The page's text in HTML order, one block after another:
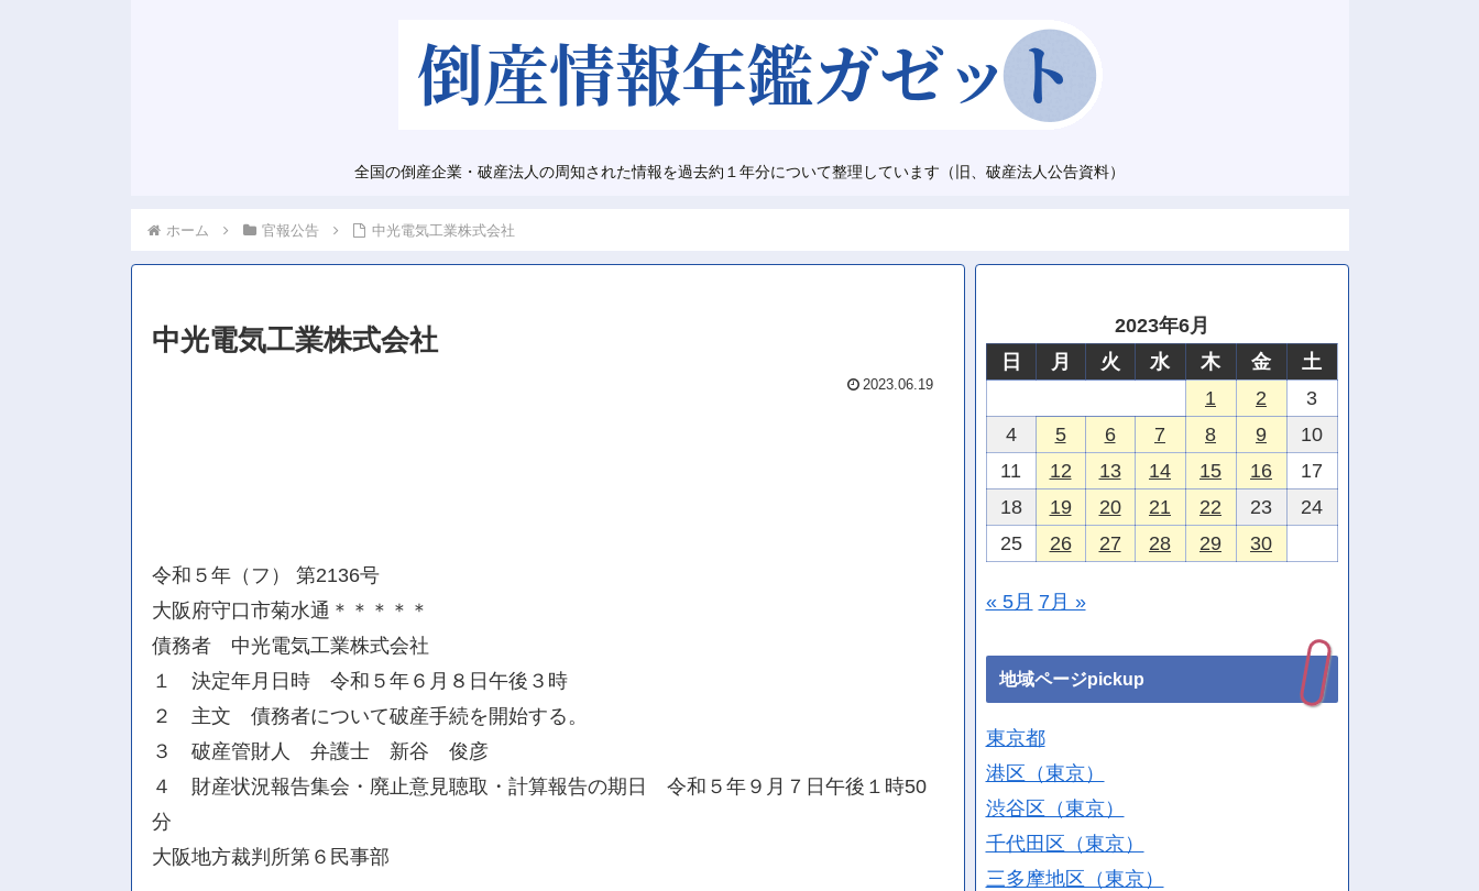
全国の倒産企業・破産法人の周知された情報を過去約１年分について整理しています（旧、破産法人公告資料）
ホーム 官報公告 中光電気工業株式会社
中光電気工業株式会社
2023.06.19
令和５年（フ） 第2136号
大阪府守口市菊水通＊＊＊＊＊
債務者 中光電気工業株式会社
１ 決定年月日時 令和５年６月８日午後３時
２ 主文 債務者について破産手続を開始する。
３ 破産管財人 弁護士 新谷 俊彦
４ 財産状況報告集会・廃止意見聴取・計算報告の期日 令和５年９月７日午後１時50
分
大阪地方裁判所第６民事部
2023年6月
日
月 火 水 木 金
土
1
2
3
4
5 6 7 8 9
10
11
12 13 14 15 16
17
18
19 20 21 22 23
24
25
26 27 28 29 30
« 5月 7月 »
地域ページpickup
東京都
港区（東京）
渋谷区（東京）
千代田区（東京）
三多摩地区（東京）